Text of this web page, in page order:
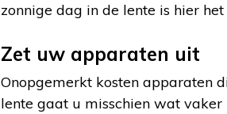
zonnige dag in de lente is hier
Zet uw apparaten uit
Onopgemerkt kosten apparaten
lente gaat u misschien wat